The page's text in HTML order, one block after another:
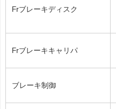
Frブレーキディスク
Frブレーキキャリパ
ブレーキ制御